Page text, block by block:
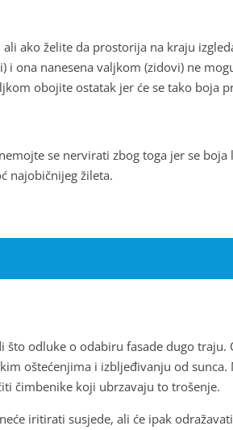
ako želite da prostorija na kraju
ona nanesena valjkom (zidovi) ne
obojite ostatak jer će se tako boja
se nervirati zbog toga jer se
najobičnijeg žileta.
odluke o odabiru fasade dugo
oštećenjima i izbljeđivanju od
čimbenike koji ubrzavaju to trošenje.
iritirati susjede, ali će ipak